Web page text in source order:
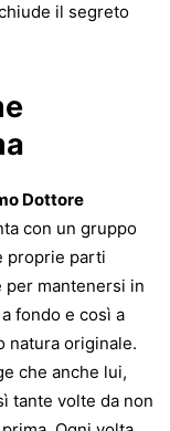
il segreto
Dottore
con un gruppo
proprie parti
per mantenersi in
fondo e così a
natura originale.
che anche lui,
tante volte da non